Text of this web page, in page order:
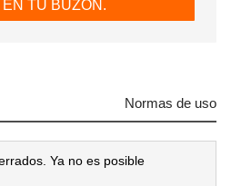
EN TU BUZÓN.
Normas de uso
Ya no es posible